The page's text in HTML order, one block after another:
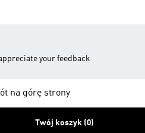
your feedback
na górę strony
Twój koszyk (0)